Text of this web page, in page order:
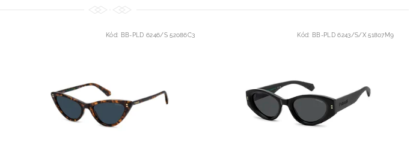
Kód: BB-PLD 6246/S 52086C3 Kód: BB-PLD 6243/S/X 51807M9